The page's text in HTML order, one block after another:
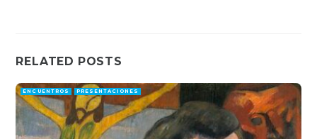
RELATED POSTS
ENCUENTROS PRESENTACIONES